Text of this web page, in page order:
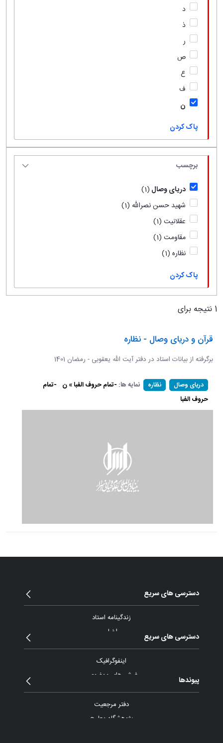
د
ذ
ر
ص
ع
ف
ن
پاک کردن
برچسب
دریای وصال (1)
شهید حسن نصرالله (1)
عقلانیت (1)
مقاومت (1)
نظاره (1)
پاک کردن
1 نتیجه برای
قرآن و دریای وصال - نظاره
برگرفته از بیانات استاد در دفتر آیت الله یعقوبی - رمضان 1401
دریای وصال نظاره نمایه ها: -تمام حروف الفبا » ن -تمام
حروف الفبا
دسترسی های سریع
زندگینامه استاد
اخبار
بیانات
پیام ها و نامه ها
دسترسی های سریع
اینفوگرافیک
فیش های موضوعی
آرشیو ویدئو
پادکست
پیوندها
دفتر مرجعیت
پژوهشگاه معارج